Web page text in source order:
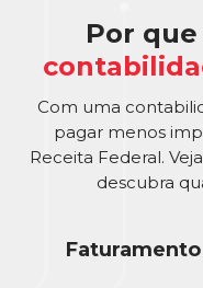
Por
Com uma
pagar menos
Receita Federal.
descubra